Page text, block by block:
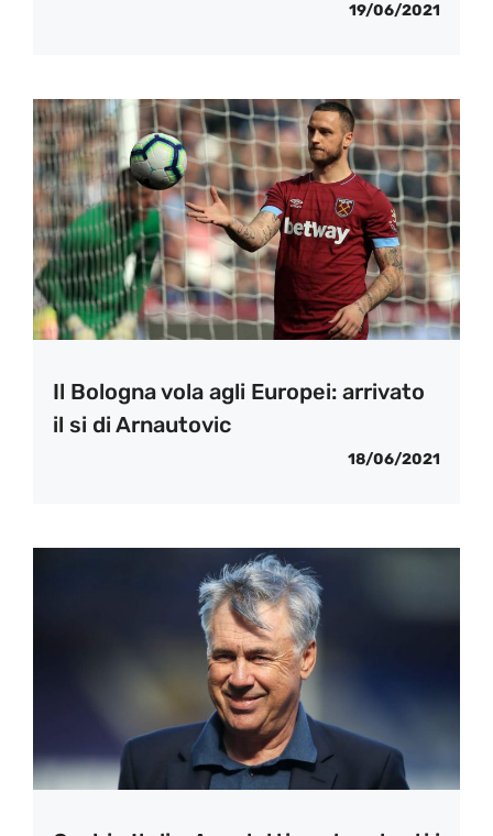
19/06/2021
Il Bologna vola agli Europei: arrivato
il si di Arnautovic
18/06/2021